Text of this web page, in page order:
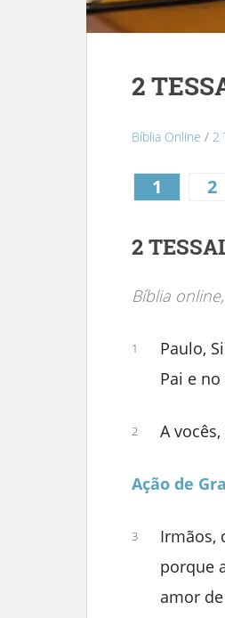
2
Bíblia Online / 2
1 2
2
Bíblia
1
Paulo,
Pai e no
2 A
Ação de
3
Irmãos,
porque
amor